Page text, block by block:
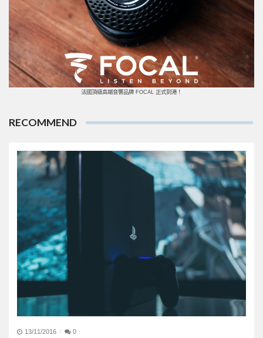
法國頂級高端音響品牌 FOCAL 正式到港！
RECOMMEND
13/11/2016 0